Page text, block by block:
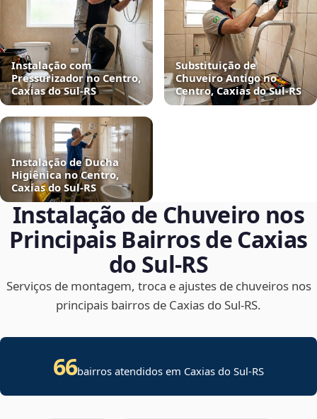
Instalação com
Pressurizador no Centro,
Caxias do Sul‑RS
Substituição de
Chuveiro Antigo no
Centro, Caxias do Sul‑RS
Instalação de Ducha
Higiênica no Centro,
Caxias do Sul‑RS
Instalação de Chuveiro nos
Principais Bairros de Caxias
do Sul‑RS
Serviços de montagem, troca e ajustes de chuveiros nos
principais bairros de Caxias do Sul‑RS.
66bairros atendidos em Caxias do Sul-RS